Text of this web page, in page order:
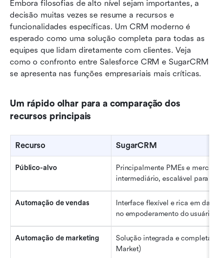
Embora filosofias de alto nível sejam importantes, a
decisão muitas vezes se resume a recursos e
funcionalidades específicas. Um CRM moderno é
esperado como uma solução completa para todas as
equipes que lidam diretamente com clientes. Veja
como o confronto entre Salesforce CRM e SugarCRM
se apresenta nas funções empresariais mais críticas.
Um rápido olhar para a comparação dos
recursos principais
Recurso SugarCRM
Público-alvo
Principalmente PMEs e
intermediário, escalável para
Automação de vendas
Interface flexível e rica em
no empoderamento do usuário
Automação de marketing
Solução integrada e completa
Market)